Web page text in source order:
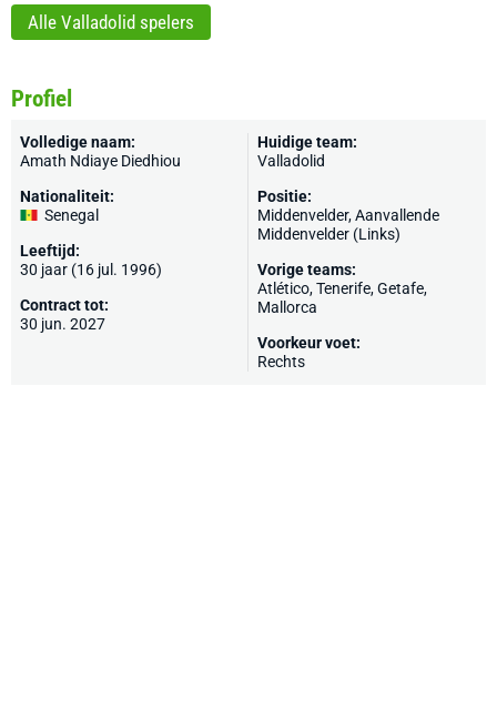
Alle Valladolid spelers
Profiel
Volledige naam:
Amath Ndiaye Diedhiou
Nationaliteit:
Senegal
Leeftijd:
30 jaar (16 jul. 1996)
Contract tot:
30 jun. 2027
Huidige team:
Valladolid
Positie:
Middenvelder, Aanvallende
Middenvelder (Links)
Vorige teams:
Atlético,Tenerife,Getafe,
Mallorca
Voorkeur voet:
Rechts